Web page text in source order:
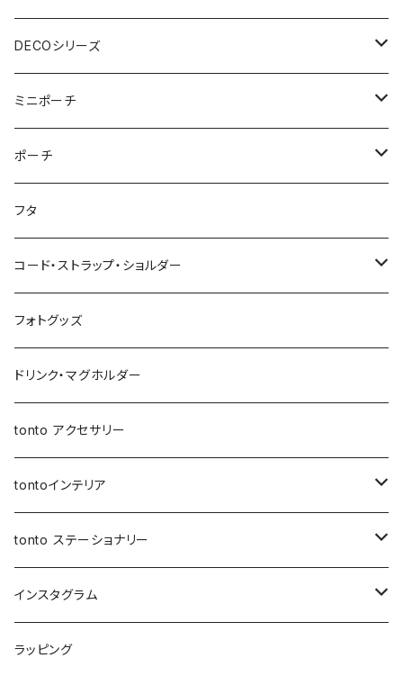
母子手帳ケース
ストローラーバッグ
バッグイン巾着
マルシェバッグ
ナップサック
レッスンバッグ
レザートート（縦型）
マルチポーチ
オールインポーチ
ボトルホルダー
インテリア
レザーケース
ティッシュケース
ステーショナリー
ペンケース
ブックカバー
ストラップ
おむつポーチ
ポケット付きおむつポーチ
おむつポーチ fit
おむつポーチ fit
ポケット付きおむつポーチ fit
ストローラーバッグ
ウェットティッシュケース
NEWウェットティッシュケース
３点セット
ポケットティッシュケース
NEWポケットティッシュケース
３点セット
母子手帳ケース
マザーズバッグ
保冷保温ポーチ
ショルダーバッグ
ファスナー付きショルダーバッグ
スマホショルダー
トートバッグ
トートバッグ
レザートートバッグ（横型）
ジップトント
Sサイズ
Mサイズ
マザーズバッグ
あずまバッグ
３way一升餅リュック
母子手帳ケース
バケツバッグ
スクエアバッグ
メッセンジャーバッグ
巾着バッグ
アジャスター巾着バッグ
オケージョンバッグ
DECOシリーズ
ショルダーバッグ
アジャスターショルダーバッグ
トートバッグ
ポーチ・小物ケース
スクエアバッグ
ジップトント
アジャスタージップトント
オケージョンバッグ
アジャスターオケージョンバッグ
バケツバッグ・巾着ショルダーバッグ
ミニポーチ
シカクポーチ
テトラポーチ
ポーチ
ポーチ
オールインポーチ
小物ケース
移動ポケット
保冷・保温 ポーチ
ボトルホルダー
フタ
コード・ストラップ・ショルダー
コード
レザーショルダー
ショートストラップ
ロングストラップ
レザーストラップ
ショルダーベルト
アジャスター付きショルダー
フォトグッズ
ドリンク・マグホルダー
tonto アクセサリー
tontoインテリア
クッションカバー
レザーケース
コースター
tonto ステーショナリー
ペンケース
ブックカバー
インスタグラム
先行販売
ラッピング